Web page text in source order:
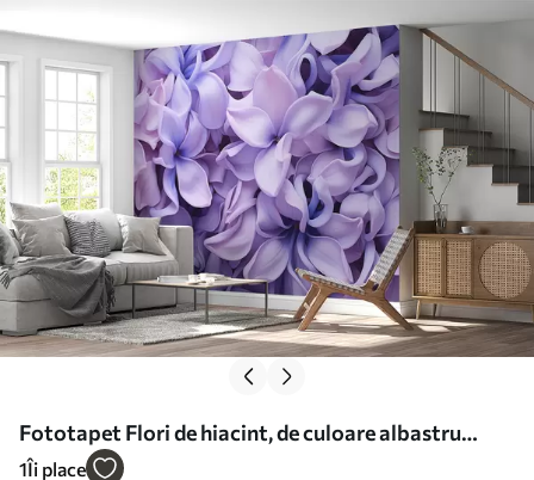
Fototapet Flori de hiacint, de culoare albastru
purpuriu Nr. w01556
1Îi place